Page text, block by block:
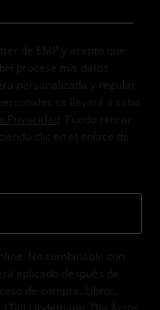
de EMP y acepto que
procese mis datos
personalizada y regular
se llevará a cabo
Privacidad . Puedo retirar
clic en el enlace de
No combinable con
aplicado después de
de compra. Libros,